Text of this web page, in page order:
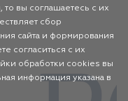
то вы соглашаетесь с их
сбор
сайта и формирования
согласиться с их
обработки cookies вы
информация указана в